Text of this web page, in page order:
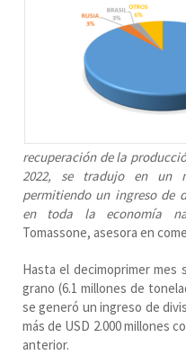
recuperación de la
2022, se tradujo en un
permitiendo un ingreso de
en toda la economía
Tomassone, asesora en
Hasta el decimoprimer
grano (6.1 millones de
se generó un ingreso de
más de USD 2.000 millones
anterior.